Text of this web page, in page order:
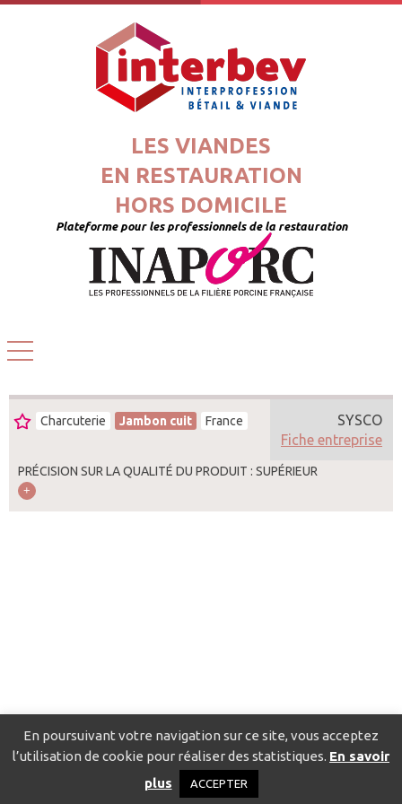
LES VIANDES
EN RESTAURATION
HORS DOMICILE
Plateforme pour les professionnels de la restauration
Charcuterie Jambon cuit France
PRÉCISION SUR LA QUALITÉ DU PRODUIT : SUPÉRIEUR
SYSCO
Fiche entreprise
Catalogue pour localiser les fournisseurs
Politique de confidentialité
En poursuivant votre navigation sur ce site, vous acceptez
l’utilisation de cookie pour réaliser des statistiques. En savoir
plus
ACCEPTER